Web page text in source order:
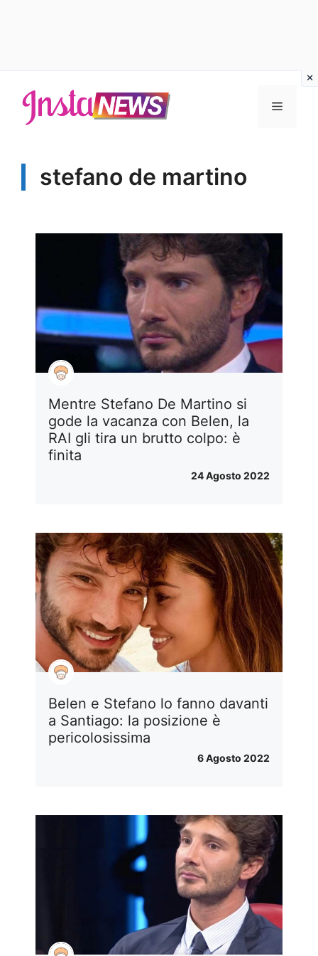
contenuto
Menu
stefano de martino
Mentre Stefano De Martino si
gode la vacanza con Belen, la
RAI gli tira un brutto colpo: è
finita
24 Agosto 2022
Belen e Stefano lo fanno davanti
a Santiago: la posizione è
pericolosissima
6 Agosto 2022